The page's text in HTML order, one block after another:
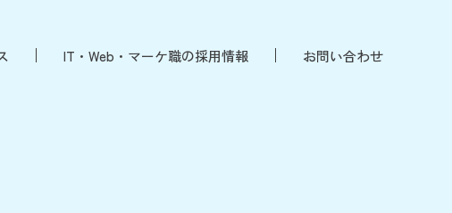
IT・Web・マーケ職の採用情報 お問い合わせ